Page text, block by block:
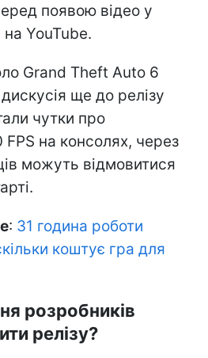
появою відео у
на YouTube.
Grand Theft Auto 6
ще до релізу
чутки про
на консолях, через
можуть відмовитися
: 31 година роботи
коштує гра для
розробників
релізу?